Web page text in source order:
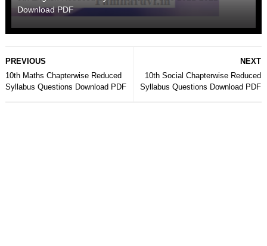
Download PDF
NEXT
10th Social Chapterwise Reduced
Syllabus Questions Download PDF
PREVIOUS
10th Maths Chapterwise Reduced
Syllabus Questions Download PDF